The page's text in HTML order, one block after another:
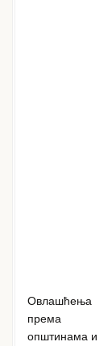
Овлашћења
према
општинама и